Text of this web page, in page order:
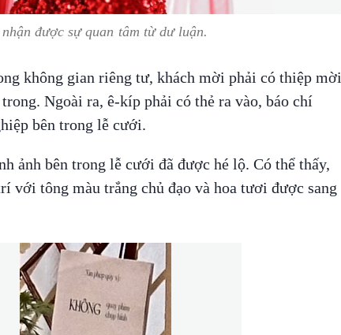
được sự quan tâm từ dư luận.
không gian riêng tư, khách mời phải có thiệp mời
Ngoài ra, ê-kíp phải có thẻ ra vào, báo chí
bên trong lễ cưới.
ảnh bên trong lễ cưới đã được hé lộ. Có thể thấy,
với tông màu trắng chủ đạo và hoa tươi được sang